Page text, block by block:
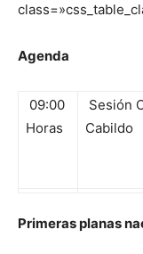
Agenda
09:00
Horas
Sesión
Cabildo
Primeras planas